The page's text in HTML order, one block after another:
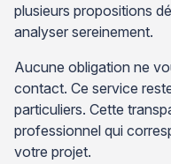
plusieurs propositions
analyser sereinement.
Aucune obligation ne
contact. Ce service
particuliers. Cette
professionnel qui
votre projet.